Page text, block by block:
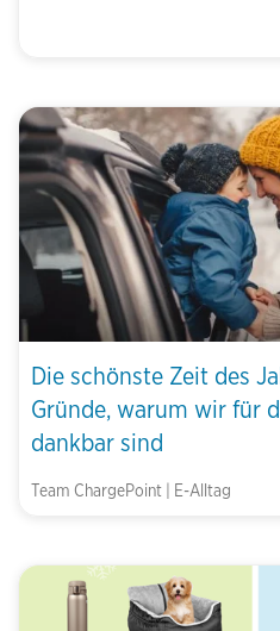
Die schönste Zeit des
Gründe, warum wir für
dankbar sind
Team ChargePoint | E-Alltag